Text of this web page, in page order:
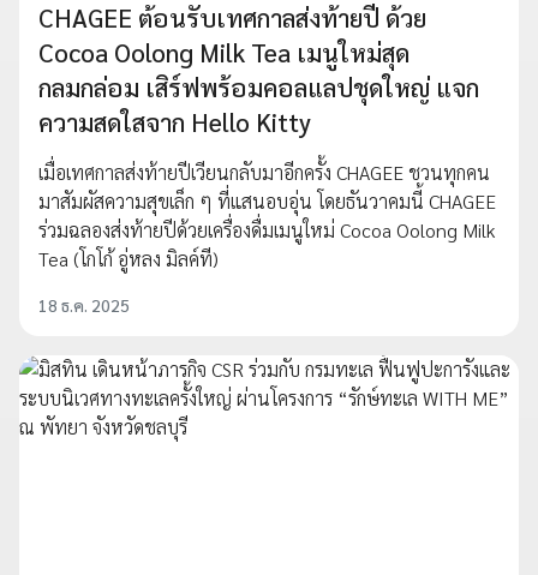
CHAGEE ต้อนรับเทศกาลส่งท้ายปี ด้วย
Cocoa Oolong Milk Tea เมนูใหม่สุด
กลมกล่อม เสิร์ฟพร้อมคอลแลปชุดใหญ่ แจก
ความสดใสจาก Hello Kitty
เมื่อเทศกาลส่งท้ายปีเวียนกลับมาอีกครั้ง CHAGEE ชวนทุกคน
มาสัมผัสความสุขเล็ก ๆ ที่แสนอบอุ่น โดยธันวาคมนี้ CHAGEE
ร่วมฉลองส่งท้ายปีด้วยเครื่องดื่มเมนูใหม่ Cocoa Oolong Milk
Tea (โกโก้ อู่หลง มิลค์ที)
18 ธ.ค. 2025